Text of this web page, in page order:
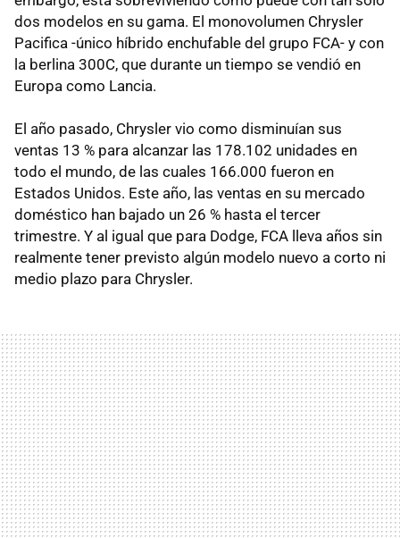
dos modelos en su gama. El monovolumen Chrysler
Pacifica -único híbrido enchufable del grupo FCA- y con
la berlina 300C, que durante un tiempo se vendió en
Europa como Lancia.
El año pasado, Chrysler vio como disminuían sus
ventas 13 % para alcanzar las 178.102 unidades en
todo el mundo, de las cuales 166.000 fueron en
Estados Unidos. Este año, las ventas en su mercado
doméstico han bajado un 26 % hasta el tercer
trimestre. Y al igual que para Dodge, FCA lleva años sin
realmente tener previsto algún modelo nuevo a corto ni
medio plazo para Chrysler.